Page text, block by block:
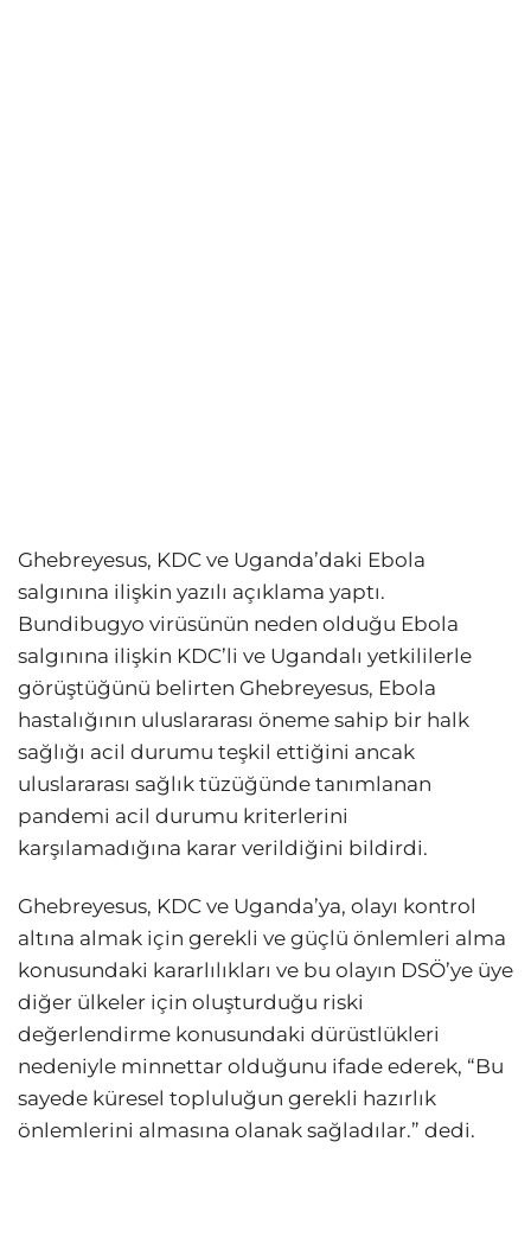
Ghebreyesus, KDC ve Uganda’daki Ebola
salgınına ilişkin yazılı açıklama yaptı.
Bundibugyo virüsünün neden olduğu Ebola
salgınına ilişkin KDC’li ve Ugandalı yetkililerle
görüştüğünü belirten Ghebreyesus, Ebola
hastalığının uluslararası öneme sahip bir halk
sağlığı acil durumu teşkil ettiğini ancak
uluslararası sağlık tüzüğünde tanımlanan
pandemi acil durumu kriterlerini
karşılamadığına karar verildiğini bildirdi.
Ghebreyesus, KDC ve Uganda’ya, olayı kontrol
altına almak için gerekli ve güçlü önlemleri alma
konusundaki kararlılıkları ve bu olayın DSÖ’ye üye
diğer ülkeler için oluşturduğu riski
değerlendirme konusundaki dürüstlükleri
nedeniyle minnettar olduğunu ifade ederek, “Bu
sayede küresel topluluğun gerekli hazırlık
önlemlerini almasına olanak sağladılar.” dedi.